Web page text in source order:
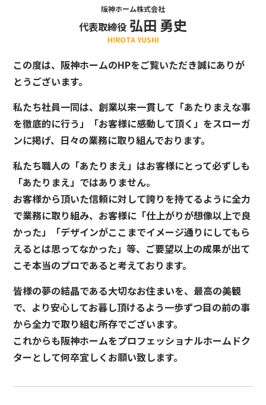
阪神ホーム株式会社
代表取締役 弘田 勇史
HIROTA YUSHI
この度は、阪神ホームのHPをご覧いただき誠にありが
とうございます。
私たち社員一同は、創業以来一貫して「あたりまえな事
を徹底的に行う」「お客様に感動して頂く」をスローガ
ンに掲げ、日々の業務に取り組んでおります。
私たち職人の「あたりまえ」はお客様にとって必ずしも
「あたりまえ」ではありません。
お客様から頂いた信頼に対して誇りを持てるように全力
で業務に取り組み、お客様に「仕上がりが想像以上で良
かった」「デザインがここまでイメージ通りにしてもら
えるとは思ってなかった」等、ご要望以上の成果が出て
こそ本当のプロであると考えております。
皆様の夢の結晶である大切なお住まいを、最高の美観
で、より安心してお暮し頂けるよう一歩ずつ目の前の事
から全力で取り組む所存でございます。
これからも阪神ホームをプロフェッショナルホームドク
ターとして何卒宜しくお願い致します。